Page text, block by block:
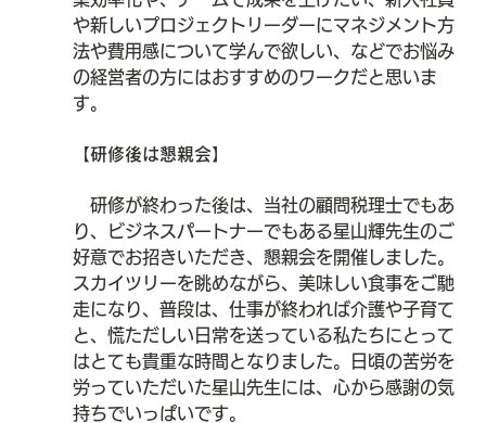
や新しいプロジェクトリーダーにマネジメント方
法や費用感について学んで欲しい、などでお悩み
の経営者の方にはおすすめのワークだと思いま
す。
【研修後は懇親会】
研修が終わった後は、当社の顧問税理士でもあ
り、ビジネスパートナーでもある星山輝先生のご
好意でお招きいただき、懇親会を開催しました。
スカイツリーを眺めながら、美味しい食事をご馳
走になり、普段は、仕事が終われば介護や子育て
と、慌ただしい日常を送っている私たちにとって
はとても貴重な時間となりました。日頃の苦労を
労っていただいた星山先生には、心から感謝の気
持ちでいっぱいです。